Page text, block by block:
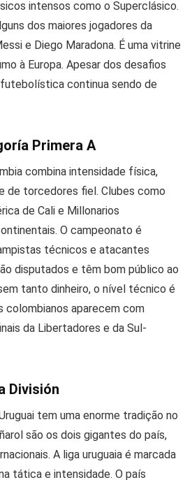
intensos como o Superclásico.
dos maiores jogadores da
e Diego Maradona. É uma vitrine
à Europa. Apesar dos desafios
continua sendo de
Primera A
combina intensidade física,
de torcedores fiel. Clubes como
de Cali e Millonarios
O campeonato é
técnicos e atacantes
disputados e têm bom público ao
tanto dinheiro, o nível técnico é
colombianos aparecem com
da Libertadores e da Sul-
División
tem uma enorme tradição no
são os dois gigantes do país,
A liga uruguaia é marcada
tática e intensidade. O país